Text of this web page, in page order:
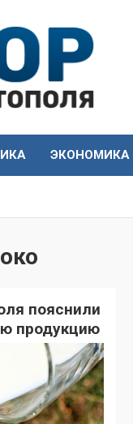
ЭКОНОМИКА
пояснили
продукцию